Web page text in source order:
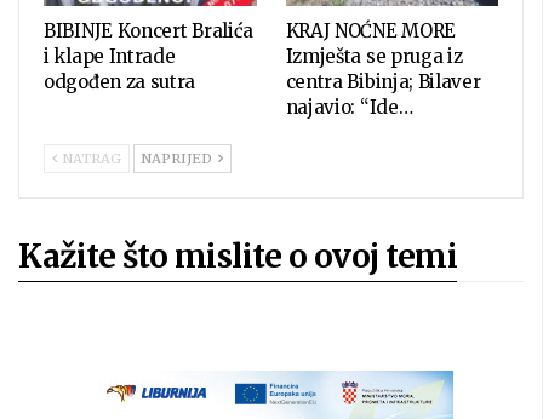
BIBINJE Koncert Bralića
i klape Intrade
odgođen za sutra
KRAJ NOĆNE MORE
Izmješta se pruga iz
centra Bibinja; Bilaver
najavio: “Ide…
NATRAG NAPRIJED
Kažite što mislite o ovoj temi